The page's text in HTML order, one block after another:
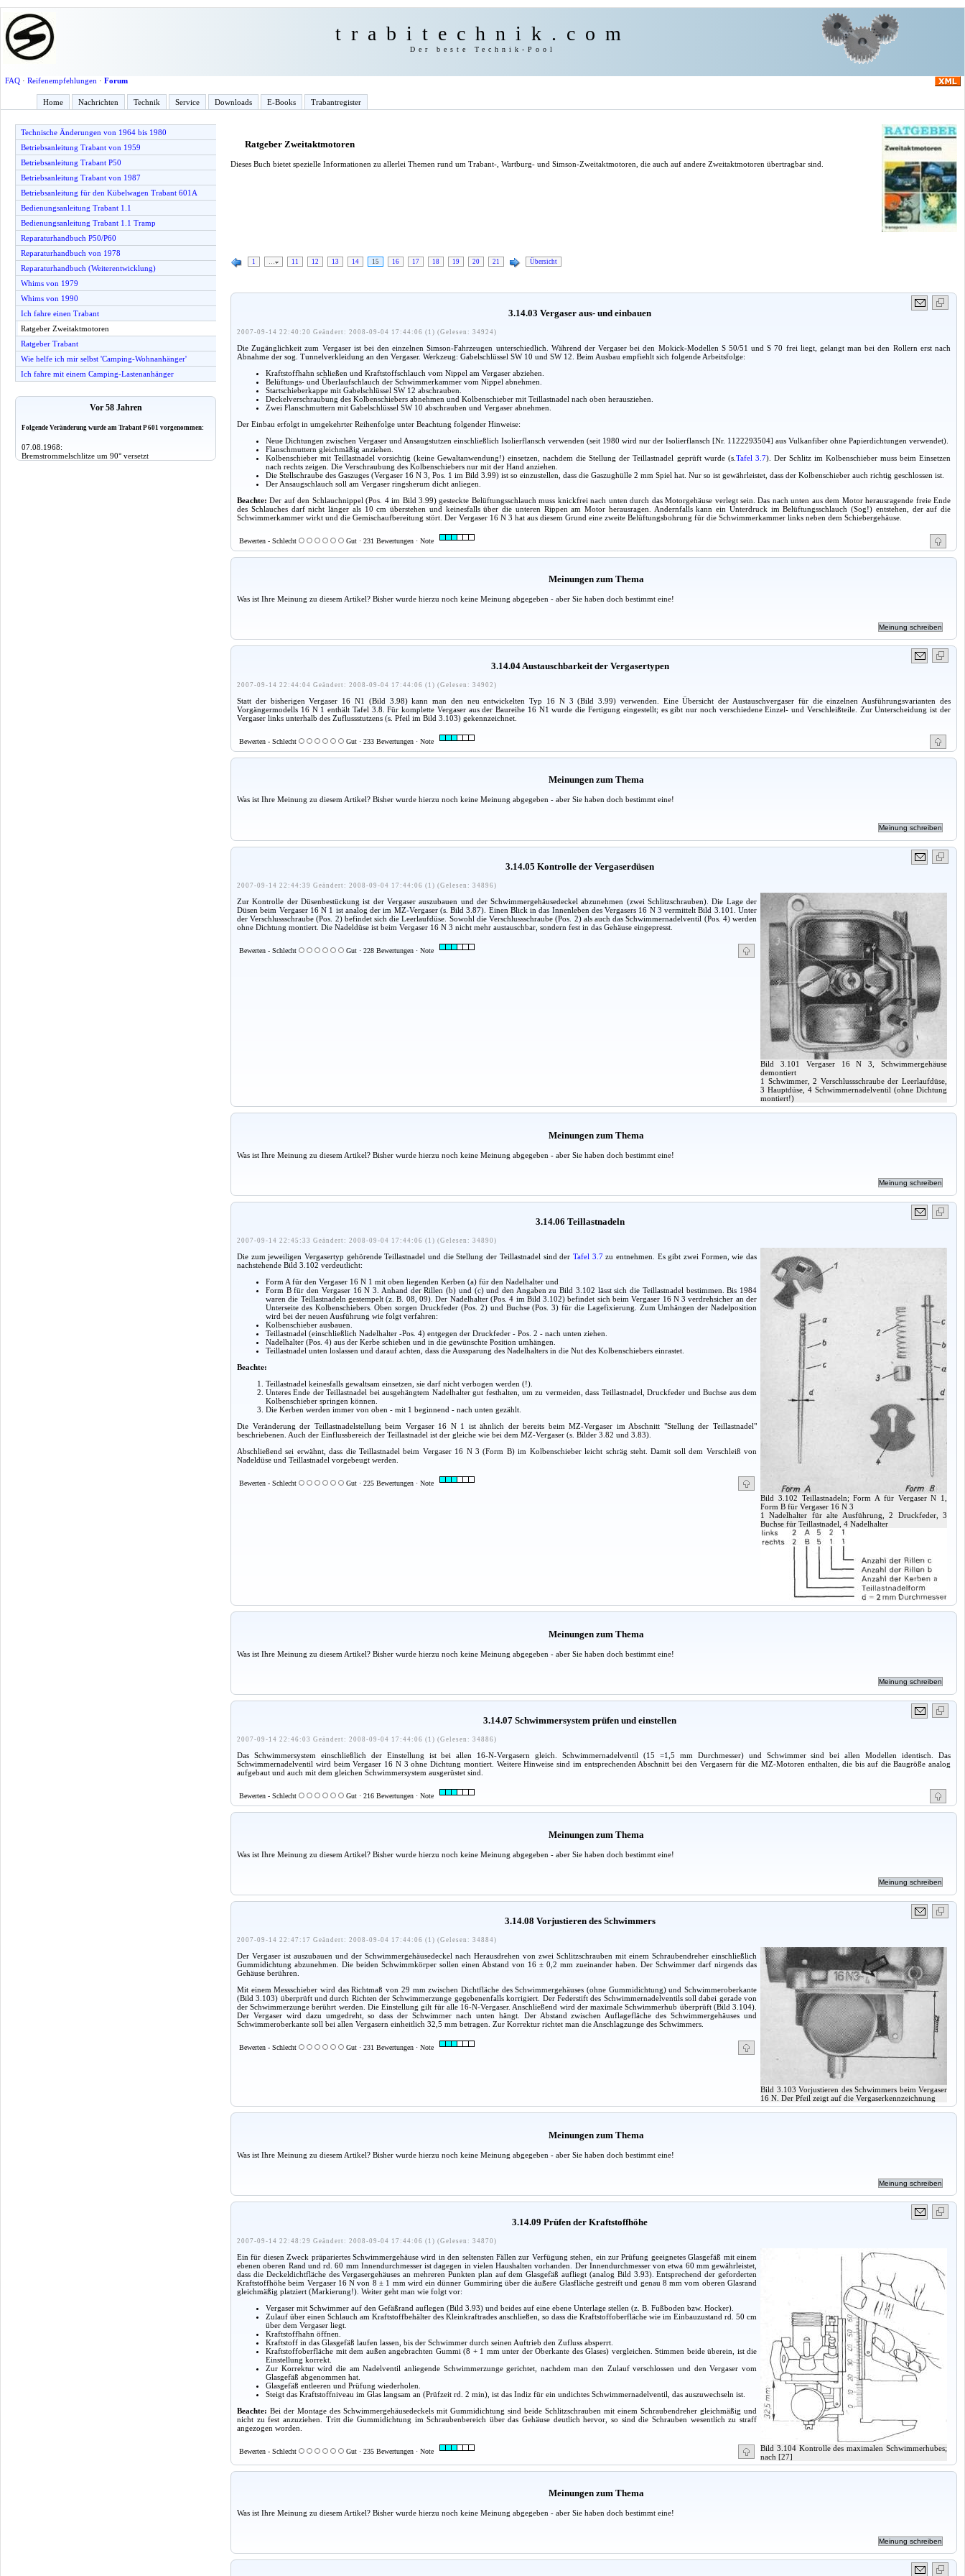
trabitechnik.com
Der beste Technik-Pool
FAQ· Reifenempfehlungen · Forum
Home Nachrichten Technik Service Downloads E-Books Trabantregister
Technische Änderungen von 1964 bis 1980
Betriebsanleitung Trabant von 1959
Betriebsanleitung Trabant P50
Betriebsanleitung Trabant von 1987
Betriebsanleitung für den Kübelwagen Trabant 601A
Bedienungsanleitung Trabant 1.1
Bedienungsanleitung Trabant 1.1 Tramp
Reparaturhandbuch P50/P60
Reparaturhandbuch von 1978
Reparaturhandbuch (Weiterentwicklung)
Whims von 1979
Whims von 1990
Ich fahre einen Trabant
Ratgeber Zweitaktmotoren
Ratgeber Trabant
Wie helfe ich mir selbst 'Camping-Wohnanhänger'
Ich fahre mit einem Camping-Lastenanhänger
Vor 58 Jahren
Folgende Veränderung wurde am Trabant P 601 vorgenommen:
07.08.1968:
Bremstrommelschlitze um 90° versetzt
Ratgeber Zweitaktmotoren
Dieses Buch bietet spezielle Informationen zu allerlei Themen rund um Trabant-, Wartburg- und Simson-Zweitaktmotoren, die auch auf andere Zweitaktmotoren übertragbar sind.
1 … 11 12 13 14 15 16 17 18 19 20 21 Übersicht
3.14.03 Vergaser aus- und einbauen
2007-09-14 22:40:20 Geändert: 2008-09-04 17:44:06 (1) (Gelesen: 34924)
Die Zugänglichkeit zum Vergaser ist bei den einzelnen Simson-Fahrzeugen unterschiedlich. Während der Vergaser bei den Mokick-Modellen S 50/51 und S 70 frei liegt, gelangt man bei den Rollern erst nach
Abnahme der sog. Tunnelverkleidung an den Vergaser. Werkzeug: Gabelschlüssel SW 10 und SW 12. Beim Ausbau empfiehlt sich folgende Arbeitsfolge:
Kraftstoffhahn schließen und Kraftstoffschlauch vom Nippel am Vergaser abziehen.
Belüftungs- und Überlaufschlauch der Schwimmerkammer vom Nippel abnehmen.
Startschieberkappe mit Gabelschlüssel SW 12 abschrauben.
Deckelverschraubung des Kolbenschiebers abnehmen und Kolbenschieber mit Teillastnadel nach oben herausziehen.
Zwei Flanschmuttern mit Gabelschlüssel SW 10 abschrauben und Vergaser abnehmen.
Der Einbau erfolgt in umgekehrter Reihenfolge unter Beachtung folgender Hinweise:
Neue Dichtungen zwischen Vergaser und Ansaugstutzen einschließlich Isolierflansch verwenden (seit 1980 wird nur der Isolierflansch [Nr. 1122293504] aus Vulkanfiber ohne Papierdichtungen verwendet).
Flanschmuttern gleichmäßig anziehen.
Kolbenschieber mit Teillastnadel vorsichtig (keine Gewaltanwendung!) einsetzen, nachdem die Stellung der Teillastnadel geprüft wurde (s. Tafel 3.7). Der Schlitz im Kolbenschieber muss beim Einsetzen
nach rechts zeigen. Die Verschraubung des Kolbenschiebers nur mit der Hand anziehen.
Die Stellschraube des Gaszuges (Vergaser 16 N 3, Pos. 1 im Bild 3.99) ist so einzustellen, dass die Gaszughülle 2 mm Spiel hat. Nur so ist gewährleistet, dass der Kolbenschieber auch richtig geschlossen ist.
Der Ansaugschlauch soll am Vergaser ringsherum dicht anliegen.
Beachte:Der auf den Schlauchnippel (Pos. 4 im Bild 3.99) gesteckte Belüftungsschlauch muss knickfrei nach unten durch das Motorgehäuse verlegt sein. Das nach unten aus dem Motor herausragende freie Ende
des Schlauches darf nicht länger als 10 cm überstehen und keinesfalls über die unteren Rippen am Motor herausragen. Andernfalls kann ein Unterdruck im Belüftungsschlauch (Sog!) entstehen, der auf die
Schwimmerkammer wirkt und die Gemischaufbereitung stört. Der Vergaser 16 N 3 hat aus diesem Grund eine zweite Belüftungsbohrung für die Schwimmerkammer links neben dem Schiebergehäuse.
Bewerten - Schlecht Gut · 231 Bewertungen · Note
Meinungen zum Thema
Was ist Ihre Meinung zu diesem Artikel? Bisher wurde hierzu noch keine Meinung abgegeben - aber Sie haben doch bestimmt eine!
3.14.04 Austauschbarkeit der Vergasertypen
2007-09-14 22:44:04 Geändert: 2008-09-04 17:44:06 (1) (Gelesen: 34902)
Statt der bisherigen Vergaser 16 N1 (Bild 3.98) kann man den neu entwickelten Typ 16 N 3 (Bild 3.99) verwenden. Eine Übersicht der Austauschvergaser für die einzelnen Ausführungsvarianten des
Vorgängermodells 16 N 1 enthält Tafel 3.8. Für komplette Vergaser aus der Baureihe 16 N1 wurde die Fertigung eingestellt; es gibt nur noch verschiedene Einzel- und Verschleißteile. Zur Unterscheidung ist der
Vergaser links unterhalb des Zuflussstutzens (s. Pfeil im Bild 3.103) gekennzeichnet.
Bewerten - Schlecht Gut · 233 Bewertungen · Note
Meinungen zum Thema
Was ist Ihre Meinung zu diesem Artikel? Bisher wurde hierzu noch keine Meinung abgegeben - aber Sie haben doch bestimmt eine!
3.14.05 Kontrolle der Vergaserdüsen
2007-09-14 22:44:39 Geändert: 2008-09-04 17:44:06 (1) (Gelesen: 34896)
Bild 3.101 Vergaser 16 N 3, Schwimmergehäuse
demontiert
1 Schwimmer, 2 Verschlussschraube der Leerlaufdüse,
3 Hauptdüse, 4 Schwimmernadelventil (ohne Dichtung
montiert!)
Zur Kontrolle der Düsenbestückung ist der Vergaser auszubauen und der Schwimmergehäusedeckel abzunehmen (zwei Schlitzschrauben). Die Lage der
Düsen beim Vergaser 16 N 1 ist analog der im MZ-Vergaser (s. Bild 3.87). Einen Blick in das Innenleben des Vergasers 16 N 3 vermittelt Bild 3.101. Unter
der Verschlussschraube (Pos. 2) befindet sich die Leerlaufdüse. Sowohl die Verschlussschraube (Pos. 2) als auch das Schwimmernadelventil (Pos. 4) werden
ohne Dichtung montiert. Die Nadeldüse ist beim Vergaser 16 N 3 nicht mehr austauschbar, sondern fest in das Gehäuse eingepresst.
Bewerten - Schlecht Gut · 228 Bewertungen · Note
Meinungen zum Thema
Was ist Ihre Meinung zu diesem Artikel? Bisher wurde hierzu noch keine Meinung abgegeben - aber Sie haben doch bestimmt eine!
3.14.06 Teillastnadeln
2007-09-14 22:45:33 Geändert: 2008-09-04 17:44:06 (1) (Gelesen: 34890)
Bild 3.102 Teillastnadeln; Form A für Vergaser N 1,
Form B für Vergaser 16 N 3
1 Nadelhalter für alte Ausführung, 2 Druckfeder, 3
Buchse für Teillastnadel, 4 Nadelhalter
Die zum jeweiligen Vergasertyp gehörende Teillastnadel und die Stellung der Teillastnadel sind der Tafel 3.7zu entnehmen. Es gibt zwei Formen, wie das
nachstehende Bild 3.102 verdeutlicht:
Form A für den Vergaser 16 N 1 mit oben liegenden Kerben (a) für den Nadelhalter und
Form B für den Vergaser 16 N 3. Anhand der Rillen (b) und (c) und den Angaben zu Bild 3.102 lässt sich die Teillastnadel bestimmen. Bis 1984
waren die Teillastnadeln gestempelt (z. B. 08, 09). Der Nadelhalter (Pos. 4 im Bild 3.102) befindet sich beim Vergaser 16 N 3 verdrehsicher an der
Unterseite des Kolbenschiebers. Oben sorgen Druckfeder (Pos. 2) und Buchse (Pos. 3) für die Lagefixierung. Zum Umhängen der Nadelposition
wird bei der neuen Ausführung wie folgt verfahren:
Kolbenschieber ausbauen.
Teillastnadel (einschließlich Nadelhalter -Pos. 4) entgegen der Druckfeder - Pos. 2 - nach unten ziehen.
Nadelhalter (Pos. 4) aus der Kerbe schieben und in die gewünschte Position umhängen.
Teillastnadel unten loslassen und darauf achten, dass die Aussparung des Nadelhalters in die Nut des Kolbenschiebers einrastet.
Beachte:
Teillastnadel keinesfalls gewaltsam einsetzen, sie darf nicht verbogen werden (!).
Unteres Ende der Teillastnadel bei ausgehängtem Nadelhalter gut festhalten, um zu vermeiden, dass Teillastnadel, Druckfeder und Buchse aus dem
Kolbenschieber springen können.
Die Kerben werden immer von oben - mit 1 beginnend - nach unten gezählt.
Die Veränderung der Teillastnadelstellung beim Vergaser 16 N 1 ist ähnlich der bereits beim MZ-Vergaser im Abschnitt "Stellung der Teillastnadel"
beschriebenen. Auch der Einflussbereich der Teillastnadel ist der gleiche wie bei dem MZ-Vergaser (s. Bilder 3.82 und 3.83).
Abschließend sei erwähnt, dass die Teillastnadel beim Vergaser 16 N 3 (Form B) im Kolbenschieber leicht schräg steht. Damit soll dem Verschleiß von
Nadeldüse und Teillastnadel vorgebeugt werden.
Bewerten - Schlecht Gut · 225 Bewertungen · Note
Meinungen zum Thema
Was ist Ihre Meinung zu diesem Artikel? Bisher wurde hierzu noch keine Meinung abgegeben - aber Sie haben doch bestimmt eine!
3.14.07 Schwimmersystem prüfen und einstellen
2007-09-14 22:46:03 Geändert: 2008-09-04 17:44:06 (1) (Gelesen: 34886)
Das Schwimmersystem einschließlich der Einstellung ist bei allen 16-N-Vergasern gleich. Schwimmernadelventil (15 =1,5 mm Durchmesser) und Schwimmer sind bei allen Modellen identisch. Das
Schwimmernadelventil wird beim Vergaser 16 N 3 ohne Dichtung montiert. Weitere Hinweise sind im entsprechenden Abschnitt bei den Vergasern für die MZ-Motoren enthalten, die bis auf die Baugröße analog
aufgebaut und auch mit dem gleichen Schwimmersystem ausgerüstet sind.
Bewerten - Schlecht Gut · 216 Bewertungen · Note
Meinungen zum Thema
Was ist Ihre Meinung zu diesem Artikel? Bisher wurde hierzu noch keine Meinung abgegeben - aber Sie haben doch bestimmt eine!
3.14.08 Vorjustieren des Schwimmers
2007-09-14 22:47:17 Geändert: 2008-09-04 17:44:06 (1) (Gelesen: 34884)
Bild 3.103 Vorjustieren des Schwimmers beim Vergaser
16 N. Der Pfeil zeigt auf die Vergaserkennzeichnung
Der Vergaser ist auszubauen und der Schwimmergehäusedeckel nach Herausdrehen von zwei Schlitzschrauben mit einem Schraubendreher einschließlich
Gummidichtung abzunehmen. Die beiden Schwimmkörper sollen einen Abstand von 16 ± 0,2 mm zueinander haben. Der Schwimmer darf nirgends das
Gehäuse berühren.
Mit einem Messschieber wird das Richtmaß von 29 mm zwischen Dichtfläche des Schwimmergehäuses (ohne Gummidichtung) und Schwimmeroberkante
(Bild 3.103) überprüft und durch Richten der Schwimmerzunge gegebenenfalls korrigiert. Der Federstift des Schwimmernadelventils soll dabei gerade von
der Schwimmerzunge berührt werden. Die Einstellung gilt für alle 16-N-Vergaser. Anschließend wird der maximale Schwimmerhub überprüft (Bild 3.104).
Der Vergaser wird dazu umgedreht, so dass der Schwimmer nach unten hängt. Der Abstand zwischen Auflagefläche des Schwimmergehäuses und
Schwimmeroberkante soll bei allen Vergasern einheitlich 32,5 mm betragen. Zur Korrektur richtet man die Anschlagzunge des Schwimmers.
Bewerten - Schlecht Gut · 231 Bewertungen · Note
Meinungen zum Thema
Was ist Ihre Meinung zu diesem Artikel? Bisher wurde hierzu noch keine Meinung abgegeben - aber Sie haben doch bestimmt eine!
3.14.09 Prüfen der Kraftstoffhöhe
2007-09-14 22:48:29 Geändert: 2008-09-04 17:44:06 (1) (Gelesen: 34870)
Bild 3.104 Kontrolle des maximalen Schwimmerhubes;
nach [27]
Ein für diesen Zweck präpariertes Schwimmergehäuse wird in den seltensten Fällen zur Verfügung stehen, ein zur Prüfung geeignetes Glasgefäß mit einem
ebenen oberen Rand und rd. 60 mm Innendurchmesser ist dagegen in vielen Haushalten vorhanden. Der Innendurchmesser von etwa 60 mm gewährleistet,
dass die Deckeldichtfläche des Vergasergehäuses an mehreren Punkten plan auf dem Glasgefäß aufliegt (analog Bild 3.93). Entsprechend der geforderten
Kraftstoffhöhe beim Vergaser 16 N von 8 ± 1 mm wird ein dünner Gummiring über die äußere Glasfläche gestreift und genau 8 mm vom oberen Glasrand
gleichmäßig platziert (Markierung!). Weiter geht man wie folgt vor:
Vergaser mit Schwimmer auf den Gefäßrand auflegen (Bild 3.93) und beides auf eine ebene Unterlage stellen (z. B. Fußboden bzw. Hocker).
Zulauf über einen Schlauch am Kraftstoffbehälter des Kleinkraftrades anschließen, so dass die Kraftstoffoberfläche wie im Einbauzustand rd. 50 cm
über dem Vergaser liegt.
Kraftstoffhahn öffnen.
Kraftstoff in das Glasgefäß laufen lassen, bis der Schwimmer durch seinen Auftrieb den Zufluss absperrt.
Kraftstoffoberfläche mit dem außen angebrachten Gummi (8 + 1 mm unter der Oberkante des Glases) vergleichen. Stimmen beide überein, ist die
Einstellung korrekt.
Zur Korrektur wird die am Nadelventil anliegende Schwimmerzunge gerichtet, nachdem man den Zulauf verschlossen und den Vergaser vom
Glasgefäß abgenommen hat.
Glasgefäß entleeren und Prüfung wiederholen.
Steigt das Kraftstoffniveau im Glas langsam an (Prüfzeit rd. 2 min), ist das Indiz für ein undichtes Schwimmernadelventil, das auszuwechseln ist.
Beachte: Bei der Montage des Schwimmergehäusedeckels mit Gummidichtung sind beide Schlitzschrauben mit einem Schraubendreher gleichmäßig und
nicht zu fest anzuziehen. Tritt die Gummidichtung im Schraubenbereich über das Gehäuse deutlich hervor, so sind die Schrauben wesentlich zu straff
angezogen worden.
Bewerten - Schlecht Gut · 235 Bewertungen · Note
Meinungen zum Thema
Was ist Ihre Meinung zu diesem Artikel? Bisher wurde hierzu noch keine Meinung abgegeben - aber Sie haben doch bestimmt eine!